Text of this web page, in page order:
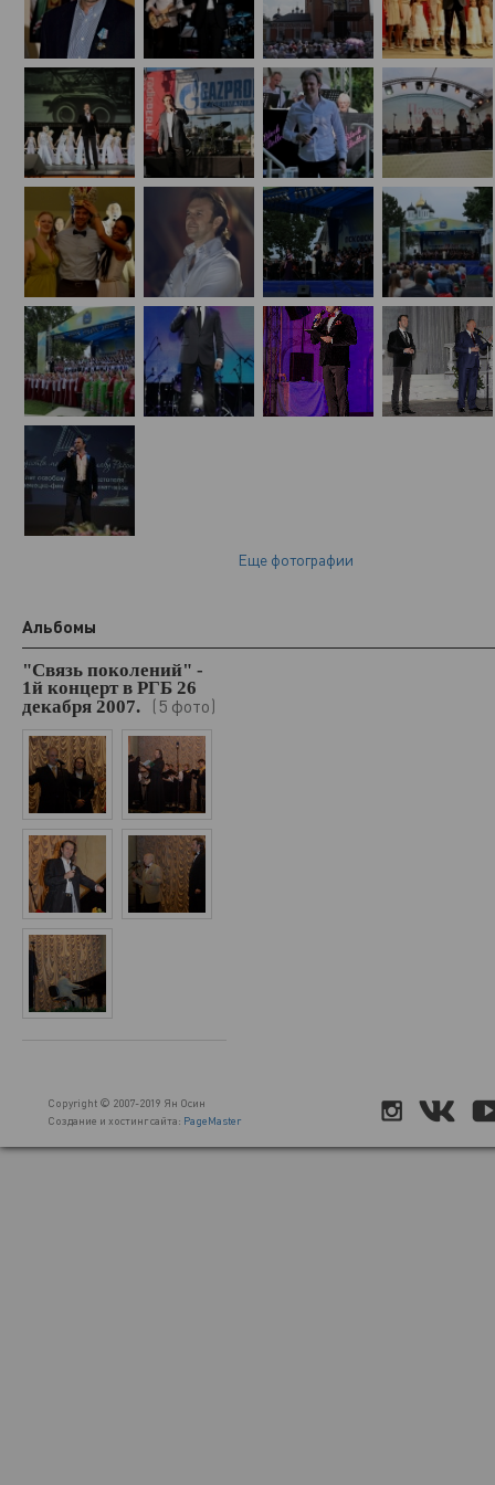
Еще фотографии
Альбомы
"Связь поколений" -
1й концерт в РГБ 26
декабря 2007.
(5 фото)
Copyright © 2007-2019 Ян Осин
Создание и хостинг сайта: PageMaster